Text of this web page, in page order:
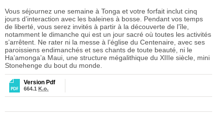
Vous séjournez une semaine à Tonga et votre forfait inclut cinq
jours d’interaction avec les baleines à bosse. Pendant vos temps
de liberté, vous serez invités à partir à la découverte de l’île,
notamment le dimanche qui est un jour sacré où toutes les activités
s’arrêtent. Ne rater ni la messe à l’église du Centenaire, avec ses
paroissiens endimanchés et ses chants de toute beauté, ni le
Ha’amonga’a Maui, une structure mégalithique du XIIIe siècle, mini
Stonehenge du bout du monde.
Version Pdf
664.1 K.o.